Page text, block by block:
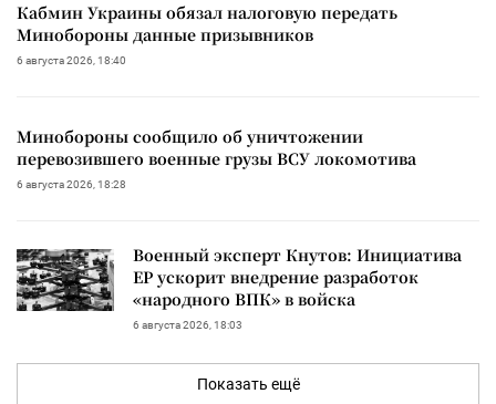
Кабмин Украины обязал налоговую передать
Минобороны данные призывников
6 августа 2026, 18:40
Минобороны сообщило об уничтожении
перевозившего военные грузы ВСУ локомотива
6 августа 2026, 18:28
Военный эксперт Кнутов: Инициатива
ЕР ускорит внедрение разработок
«народного ВПК» в войска
6 августа 2026, 18:03
Показать ещё